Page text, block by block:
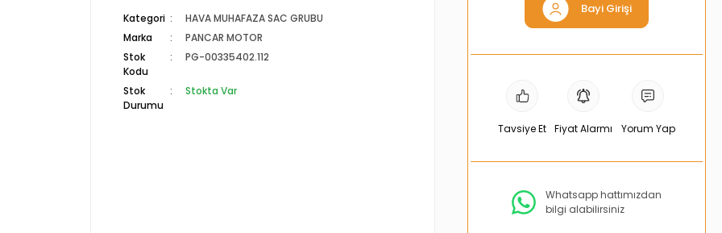
Kategori
HAVA MUHAFAZA SAC GRUBU
Marka
PANCAR MOTOR
Stok
Kodu
PG-00335402.112
Stok
Durumu
Stokta Var
Bayi Girişi
Tavsiye Et Fiyat Alarmı Yorum Yap
Whatsapp hattımızdan
bilgi alabilirsiniz